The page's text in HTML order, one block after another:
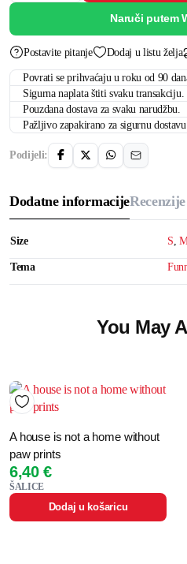
Naruči putem
Postavite pitanje Dodaj u listu želja
Povrati se prihvaćaju u roku od 90
Sigurna naplata štiti svaku transakciju.
Pouzdana dostava za svaku narudžbu.
Pažljivo zapakirano za sigurnu dostavu.
Podijeli:
Dodatne informacije
Size S ,
Tema
You May
A house is not a home without
paw prints
6,40 €
ŠALICE
Dodaj u košaricu